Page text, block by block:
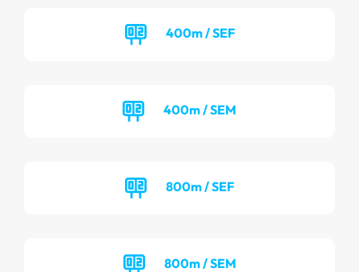
400m / SEF
400m / SEM
800m / SEF
800m / SEM